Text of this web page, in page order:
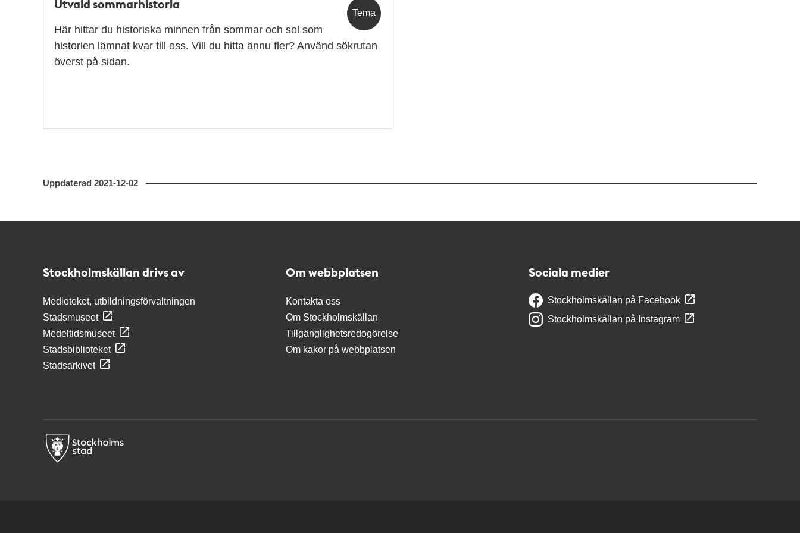
Tema
Utvald sommarhistoria
Här hittar du historiska minnen från sommar och sol som
historien lämnat kvar till oss. Vill du hitta ännu fler? Använd sökrutan
överst på sidan.
Uppdaterad 2021-12-02
Stockholmskällan drivs av
Medioteket, utbildningsförvaltningen
Stadsmuseet
Medeltidsmuseet
Stadsbiblioteket
Stadsarkivet
Om webbplatsen
Kontakta oss
Om Stockholmskällan
Tillgänglighetsredogörelse
Om kakor på webbplatsen
Sociala medier
Stockholmskällan på Facebook
Stockholmskällan på Instagram